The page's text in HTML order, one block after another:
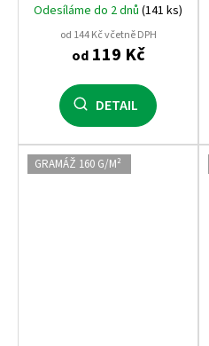
Odesíláme do 2 dnů (141 ks)
od 144 Kč včetně DPH
od119 Kč
DETAIL
GRAMÁŽ 160 G/M²